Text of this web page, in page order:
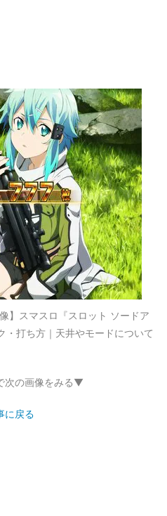
像】スマスロ『スロット ソードア
・打ち方｜天井やモードについて
次の画像をみる▼
に戻る